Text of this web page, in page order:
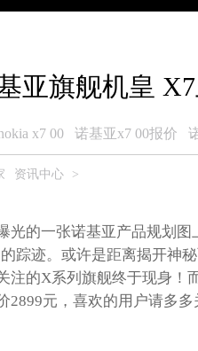
亚旗舰机皇
x7 00 诺基亚x7 00报价
资讯中心 >
的一张诺基亚产品规划图
踪迹。或许是距离揭开神
注的X系列旗舰终于现身！
2899元，喜欢的用户请多多